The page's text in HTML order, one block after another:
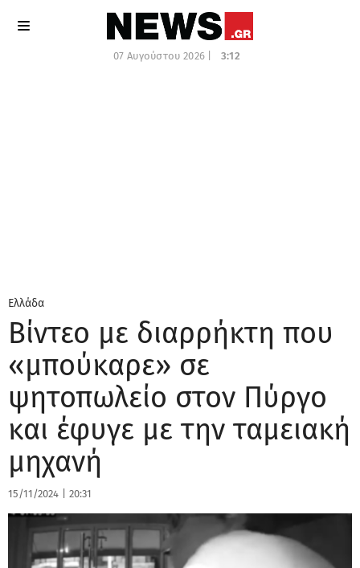
07 Αυγούστου 2026 | 3:12
Ελλάδα
Βίντεο με διαρρήκτη που
«μπούκαρε» σε
ψητοπωλείο στον Πύργο
και έφυγε με την ταμειακή
μηχανή
15/11/2024 20:31